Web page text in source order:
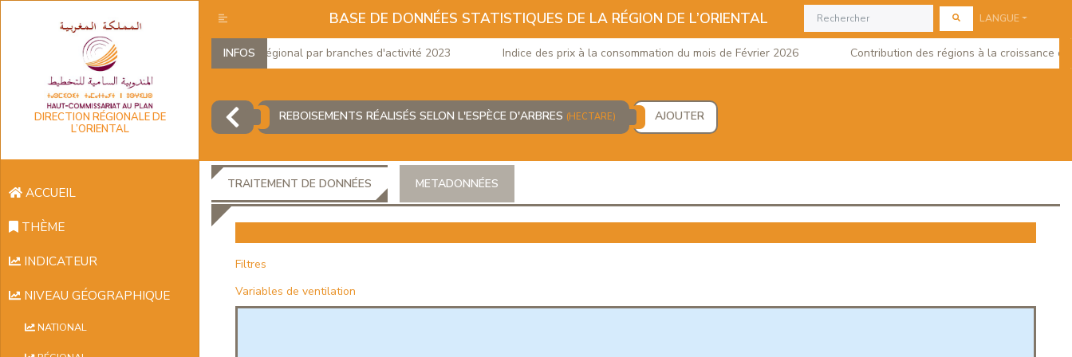
DIRECTION RÉGIONALE DE
L’ORIENTAL
ACCUEIL
THÈME
INDICATEUR
NIVEAU GÉOGRAPHIQUE
NATIONAL
BASE DE DONNÉES STATISTIQUES DE LA RÉGION DE L’ORIENTAL LANGUE
INFOS
Produit Intérieur Brut Régional par branches d'activité 2023 Indice des prix à la consommation du mois de Février 2026 Contribution des régions à la croissance du
REBOISEMENTS RÉALISÉS SELON L'ESPÈCE D'ARBRES (HECTARE) AJOUTER
TRAITEMENT DE DONNÉES METADONNÉES
Filtres
Variables de ventilation